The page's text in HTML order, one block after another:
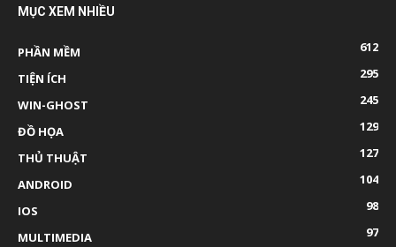
MỤC XEM NHIỀU
PHẦN MỀM
612
TIỆN ÍCH
295
WIN-GHOST
245
ĐỒ HỌA
129
THỦ THUẬT
127
ANDROID
104
IOS
98
MULTIMEDIA
97